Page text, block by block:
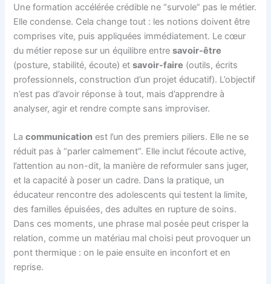
Une formation accélérée crédible ne “survole” pas le métier.
Elle condense. Cela change tout : les notions doivent être
comprises vite, puis appliquées immédiatement. Le cœur
du métier repose sur un équilibre entresavoir-être
(posture, stabilité, écoute) etsavoir-faire (outils, écrits
professionnels, construction d’un projet éducatif). L’objectif
n’est pas d’avoir réponse à tout, mais d’apprendre à
analyser, agir et rendre compte sans improviser.
Lacommunication est l’un des premiers piliers. Elle ne se
réduit pas à “parler calmement”. Elle inclut l’écoute active,
l’attention au non-dit, la manière de reformuler sans juger,
et la capacité à poser un cadre. Dans la pratique, un
éducateur rencontre des adolescents qui testent la limite,
des familles épuisées, des adultes en rupture de soins.
Dans ces moments, une phrase mal posée peut crisper la
relation, comme un matériau mal choisi peut provoquer un
pont thermique : on le paie ensuite en inconfort et en
reprise.